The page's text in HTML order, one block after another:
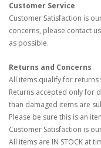
Customer Service
Customer Satisfaction is
concerns, please contact
as possible.
Returns and Concerns
All items qualify for
Returns accepted only for
than damaged items are
Please be sure this is an
Customer Satisfaction is
All items are IN STOCK at